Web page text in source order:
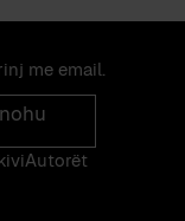
me email.
Autorët